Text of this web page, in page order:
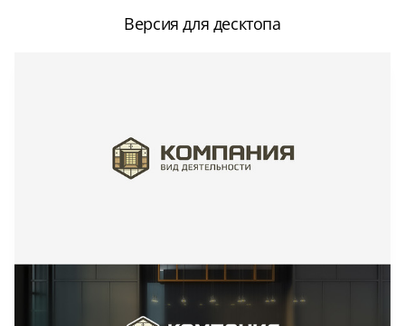
Версия для десктопа